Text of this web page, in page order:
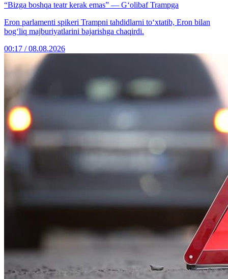
“Bizga boshqa teatr kerak emas” — G‘olibaf Trampga
Eron parlamenti spikeri Trampni tahdidlarni to‘xtatib, Eron bilan
bog‘liq majburiyatlarini bajarishga chaqirdi.
00:17 / 08.08.2026